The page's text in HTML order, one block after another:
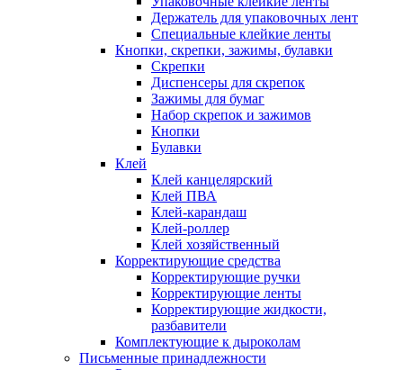
Держатель для упаковочных лент
Специальные клейкие ленты
Кнопки, скрепки, зажимы, булавки
Скрепки
Диспенсеры для скрепок
Зажимы для бумаг
Набор скрепок и зажимов
Кнопки
Булавки
Клей
Клей канцелярский
Клей ПВА
Клей-карандаш
Клей-роллер
Клей хозяйственный
Корректирующие средства
Корректирующие ручки
Корректирующие ленты
Корректирующие жидкости,
разбавители
Комплектующие к дыроколам
Письменные принадлежности